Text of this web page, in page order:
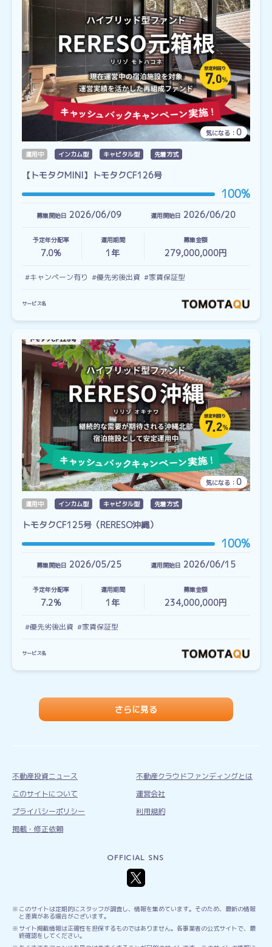
気になる： 0
運用中 インカム型 キャピタル型 先着方式
【トモタクMINI】トモタクCF126号
100%
募集開始日 2026/06/09 運用開始日 2026/06/20
予定年分配率
7.0%
運用期間
1 年
募集金額
279,000,000円
#キャンペーン有り #優先劣後出資 #家賃保証型
サービス名
気になる： 0
運用中 インカム型 キャピタル型 先着方式
トモタクCF125号（RERESO沖縄）
100%
募集開始日 2026/05/25 運用開始日 2026/06/15
予定年分配率
7.2%
運用期間
1 年
募集金額
234,000,000円
#優先劣後出資 #家賃保証型
サービス名
さらに見る
不動産投資ニュース
不動産クラウドファンディングとは
このサイトについて
運営会社
プライバシーポリシー
利用規約
掲載・修正依頼
OFFICIAL SNS
このサイトは定期的にスタッフが調査し、情報を集めています。そのため、最新の情報
と差異がある場合がございます。
サイト掲載情報は正確性を担保するものではありません。各事業者の公式サイトで、最
終確認をしてください。